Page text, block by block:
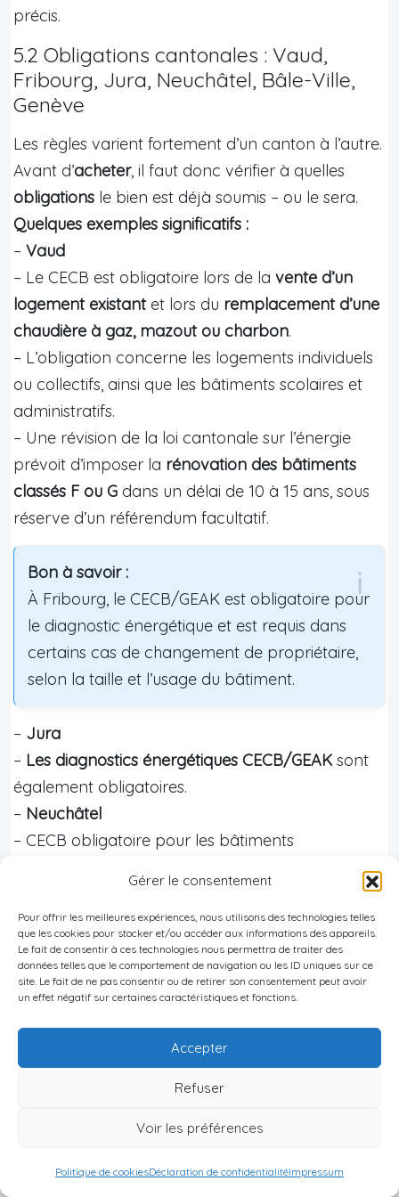
Gérer le consentement
Pour offrir les meilleures expériences, nous utilisons des technologies telles
que les cookies pour stocker et/ou accéder aux informations des appareils.
Le fait de consentir à ces technologies nous permettra de traiter des
données telles que le comportement de navigation ou les ID uniques sur ce
site. Le fait de ne pas consentir ou de retirer son consentement peut avoir
un effet négatif sur certaines caractéristiques et fonctions.
Accepter
Refuser
Voir les préférences
Politique de cookiesDéclaration de confidentialitéImpressum
précis.
5.2 Obligations cantonales : Vaud,
Fribourg, Jura, Neuchâtel, Bâle-Ville,
Genève
Les règles varient fortement d’un canton à l’autre.
Avant d’acheter, il faut donc vérifier à quelles
obligations le bien est déjà soumis – ou le sera.
Quelques exemples significatifs :
– Vaud
– Le CECB est obligatoire lors de la vente d’un
logement existantet lors du remplacement d’une
chaudière à gaz, mazout ou charbon.
– L’obligation concerne les logements individuels
ou collectifs, ainsi que les bâtiments scolaires et
administratifs.
– Une révision de la loi cantonale sur l’énergie
prévoit d’imposer la rénovation des bâtiments
classés F ou G dans un délai de 10 à 15 ans, sous
réserve d’un référendum facultatif.
Bon à savoir :
À Fribourg, le CECB/GEAK est obligatoire pour
le diagnostic énergétique et est requis dans
certains cas de changement de propriétaire,
selon la taille et l’usage du bâtiment.
– Jura
– Les diagnostics énergétiques CECB/GEAK sont
également obligatoires.
– Neuchâtel
– CECB obligatoire pour les bâtiments
administratifs, scolaires et résidentiels construits
chauffée.
– Pour les immeubles locatifs, l’obligation
s’applique dès5 logementsraccordés à une
même chaufferie centrale.
– Certaines mutations de propriété déclenchent
un autre système : l’indice de dépense de chaleur